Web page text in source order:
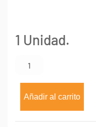
1 Unidad.
entero
500g
Añadir al carrito